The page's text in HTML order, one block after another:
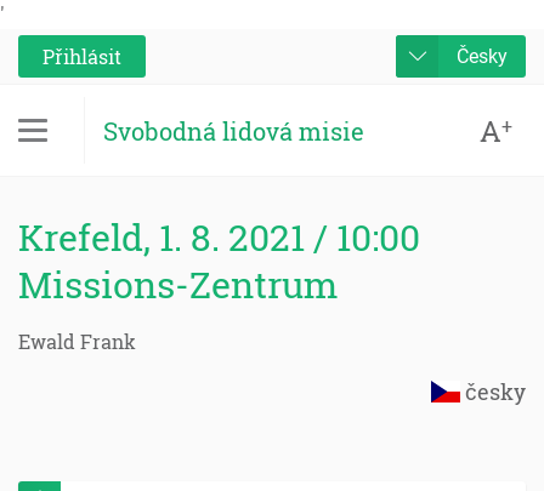
'
Přihlásit
Česky
Svobodná lidová misie A+
Krefeld, 1. 8. 2021 / 10:00
Missions-Zentrum
Ewald Frank
česky